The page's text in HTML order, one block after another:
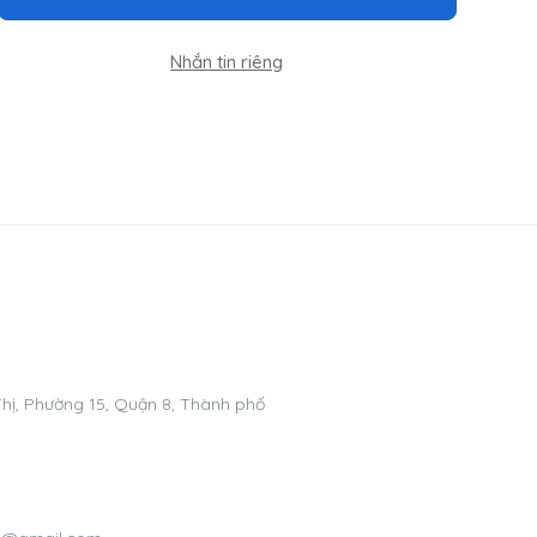
Nhắn tin riêng
Phường 15, Quận 8, Thành phố